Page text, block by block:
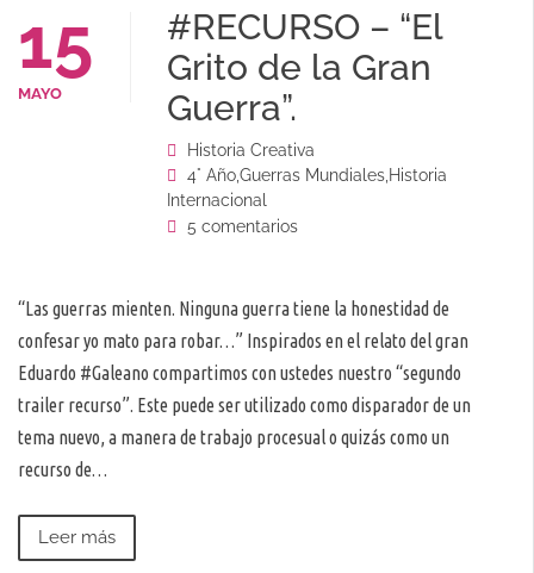
15
MAYO
#RECURSO – “El
Grito de la Gran
Guerra”.
Historia Creativa
4° Año,Guerras Mundiales,Historia
Internacional
5 comentarios
“Las guerras mienten. Ninguna guerra tiene la honestidad de
confesar yo mato para robar…” Inspirados en el relato del gran
Eduardo #Galeano compartimos con ustedes nuestro “segundo
trailer recurso”. Este puede ser utilizado como disparador de un
tema nuevo, a manera de trabajo procesual o quizás como un
recurso de…
Leer más